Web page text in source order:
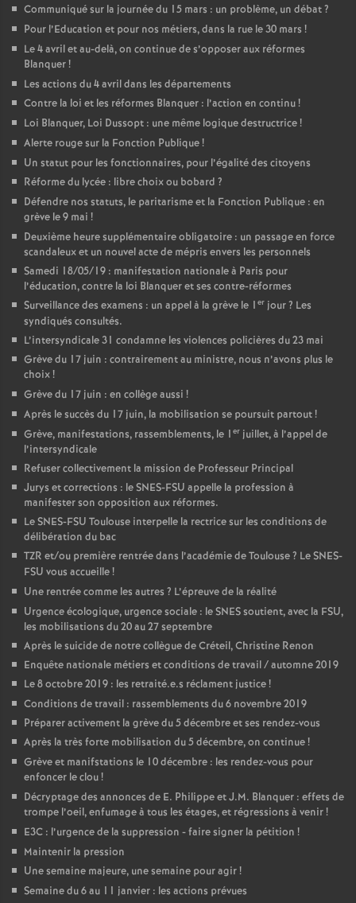
Communiqué sur la journée du 15 mars : un problème, un débat?
Pour l’Education et pour nos métiers, dans la rue le 30 mars !
Le 4 avril et au-delà, on continue de s’opposer aux réformes
Blanquer!
Les actions du 4 avril dans les départements
Contre la loi et les réformes Blanquer : l’action en continu!
Loi Blanquer, Loi Dussopt : une même logique destructrice!
Alerte rouge sur la Fonction Publique!
Un statut pour les fonctionnaires, pour l’égalité des citoyens
Réforme du lycée : libre choix ou bobard ?
Défendre nos statuts, le paritarisme et la Fonction Publique : en
grève le 9 mai !
Deuxième heure supplémentaire obligatoire : un passage en force
scandaleux et un nouvel acte de mépris envers les personnels
Samedi 18/05/19 : manifestation nationale à Paris pour
l’éducation, contre la loi Blanquer et ses contre-réformes
Surveillance des examens : un appel à la grève le 1 er jour? Les
syndiqués consultés.
L’intersyndicale 31 condamne les violences policières du 23 mai
Grève du 17 juin : contrairement au ministre, nous n’avons plus le
choix!
Grève du 17 juin : en collège aussi !
Après le succès du 17 juin, la mobilisation se poursuit partout!
Grève, manifestations, rassemblements, le 1 er juillet, à l’appel de
l’intersyndicale
Refuser collectivement la mission de Professeur Principal
Jurys et corrections : le SNES-FSU appelle la profession à
manifester son opposition aux réformes.
Le SNES-FSU Toulouse interpelle la rectrice sur les conditions de
délibération du bac
TZR et/ou première rentrée dans l’académie de Toulouse? Le SNES-
FSU vous accueille!
Une rentrée comme les autres ? L’épreuve de la réalité
Urgence écologique, urgence sociale : le SNES soutient, avec la FSU,
les mobilisations du 20 au 27 septembre
Après le suicide de notre collègue de Créteil, Christine Renon
Enquête nationale métiers et conditions de travail / automne 2019
Le 8 octobre 2019 : les retraité.e.s réclament justice!
Conditions de travail : rassemblements du 6 novembre 2019
Préparer activement la grève du 5 décembre et ses rendez-vous
Après la très forte mobilisation du 5 décembre, on continue!
Grève et manifstations le 10 décembre : les rendez-vous pour
enfoncer le clou!
Décryptage des annonces de E. Philippe et J.M. Blanquer : effets de
trompe l’oeil, enfumage à tous les étages, et régressions à venir!
E3C : l’urgence de la suppression - faire signer la pétition !
Maintenir la pression
Une semaine majeure, une semaine pour agir!
Semaine du 6 au 11 janvier : les actions prévues